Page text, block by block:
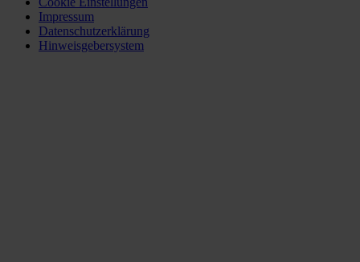
Impressum
Datenschutzerklärung
Hinweisgebersystem